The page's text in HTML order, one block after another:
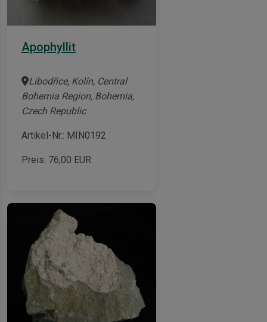
Apophyllit
Libodřice, Kolín, Central
Bohemia Region, Bohemia,
Czech Republic
Artikel-Nr.: MIN0192
Preis: 76,00 EUR